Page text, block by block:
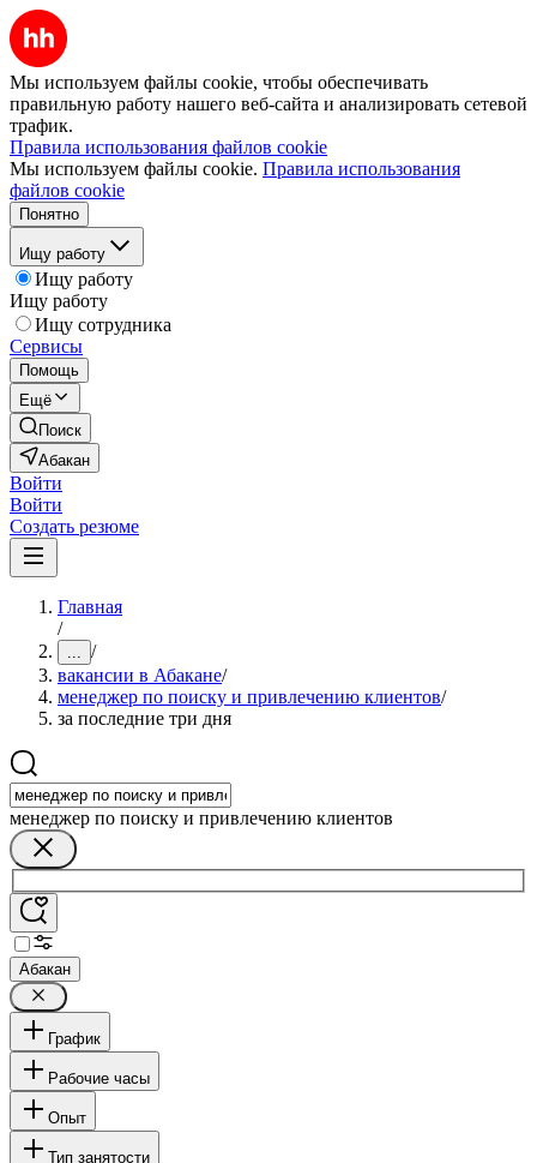
Мы используем файлы cookie, чтобы обеспечивать
правильную работу нашего веб-сайта и анализировать сетевой
трафик.
Правила использования файлов cookie
Мы используем файлы cookie. Правила использования
файлов cookie
Понятно
Ищу работу
Ищу работу
Ищу работу
Ищу сотрудника
Сервисы
Помощь
Ещё
Поиск
Абакан
Войти
Войти
Создать резюме
Главная
/
... /
вакансии в Абакане/
менеджер по поиску и привлечению клиентов/
за последние три дня
менеджер по поиску и привлечению клиентов
Абакан
График
Рабочие часы
Опыт
Тип занятости